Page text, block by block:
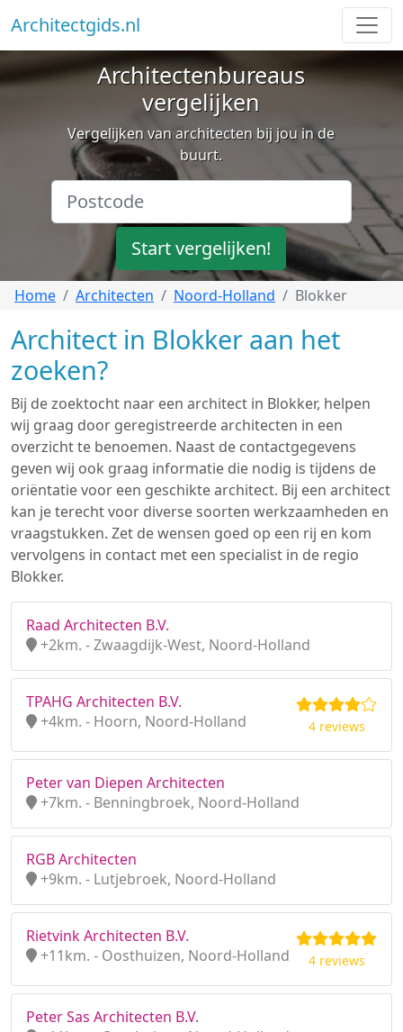
Architectgids.nl
Architectenbureaus
vergelijken
Vergelijken van architecten bij jou in de
buurt.
Start vergelijken!
Home Architecten Noord-Holland Blokker
Architect in Blokker aan het
zoeken?
Bij de zoektocht naar een architect in Blokker, helpen
wij graag door geregistreerde architecten in een
overzicht te benoemen. Naast de contactgegevens
geven wij ook graag informatie die nodig is tijdens de
oriëntatie voor een geschikte architect. Bij een architect
kan je terecht voor diverse soorten werkzaamheden en
vraagstukken. Zet de wensen goed op een rij en kom
vervolgens in contact met een specialist in de regio
Blokker.
Raad Architecten B.V.
+2km. - Zwaagdijk-West, Noord-Holland
TPAHG Architecten B.V.
+4km. - Hoorn, Noord-Holland
4 reviews
Peter van Diepen Architecten
+7km. - Benningbroek, Noord-Holland
RGB Architecten
+9km. - Lutjebroek, Noord-Holland
Rietvink Architecten B.V.
+11km. - Oosthuizen, Noord-Holland
4 reviews
Peter Sas Architecten B.V.